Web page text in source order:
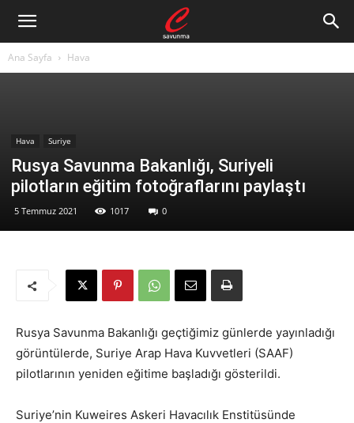
Ana Sayfa Hava
Hava Suriye
Rusya Savunma Bakanlığı, Suriyeli
pilotların eğitim fotoğraflarını paylaştı
5 Temmuz 2021 1017 0
Rusya Savunma Bakanlığı geçtiğimiz günlerde yayınladığı
görüntülerde, Suriye Arap Hava Kuvvetleri (SAAF)
pilotlarının yeniden eğitime başladığı gösterildi.
Suriye’nin Kuweires Askeri Havacılık Enstitüsünde